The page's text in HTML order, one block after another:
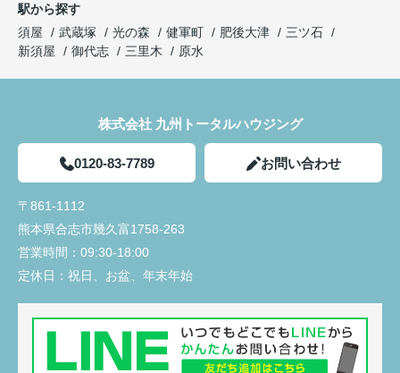
駅から探す
須屋
武蔵塚 光の森 健軍町 肥後大津
三ツ石
新須屋
御代志 三里木 原水
株式会社 九州トータルハウジング
0120-83-7789 お問い合わせ
〒861-1112
熊本県合志市幾久富1758-263
営業時間： 09:30-18:00
定休日： 祝日、お盆、年末年始